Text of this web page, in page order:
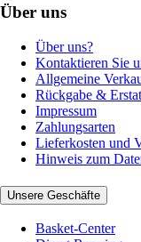
Über uns
Über uns?
Kontaktieren Sie
Allgemeine
Rückgabe &
Impressum
Zahlungsarten
Lieferkosten und
Hinweis zum
Unsere Geschäfte
Basket-Center